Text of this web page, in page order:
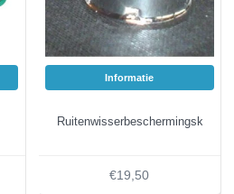
Informatie
Ruitenwisserbeschermingskap
€19,50